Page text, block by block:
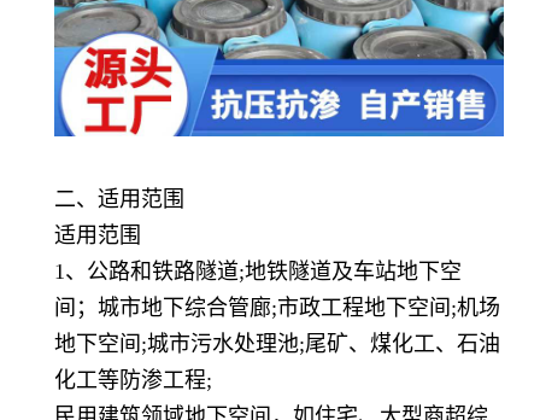
二、适用范围
适用范围
1、 公路和铁路隧道;地铁隧道及车站地下空
间 ； 城市地下综合管廊;市政工程地下空间;机场
地下空间;城市污水处理池;尾矿、煤化工、石油
化工等防渗工程;